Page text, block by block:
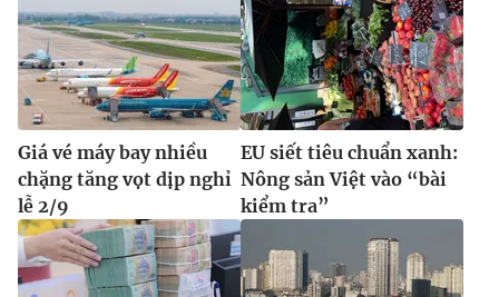
Giá vé máy bay nhiều
chặng tăng vọt dịp nghỉ
lễ 2/9
EU siết tiêu chuẩn xanh:
Nông sản Việt vào “bài
kiểm tra”